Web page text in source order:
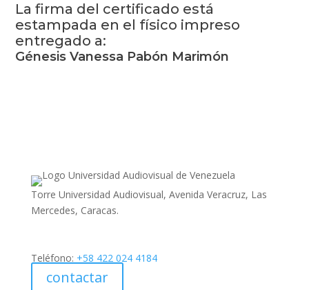
La firma del certificado está
estampada en el físico impreso
entregado a:
Génesis Vanessa Pabón Marimón
Torre Universidad Audiovisual, Avenida Veracruz, Las
Mercedes, Caracas.
Teléfono: +58 422 024 4184
contactar